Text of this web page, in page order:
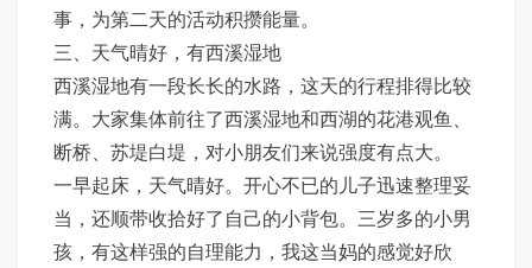
事，为第二天的活动积攒能量。
三、天气晴好，有西溪湿地
西溪湿地有一段长长的水路，这天的行程排得比较
满。大家集体前往了西溪湿地和西湖的花港观鱼、
断桥、苏堤白堤，对小朋友们来说强度有点大。
一早起床，天气晴好。开心不已的儿子迅速整理妥
当，还顺带收拾好了自己的小背包。三岁多的小男
孩，有这样强的自理能力，我这当妈的感觉好欣